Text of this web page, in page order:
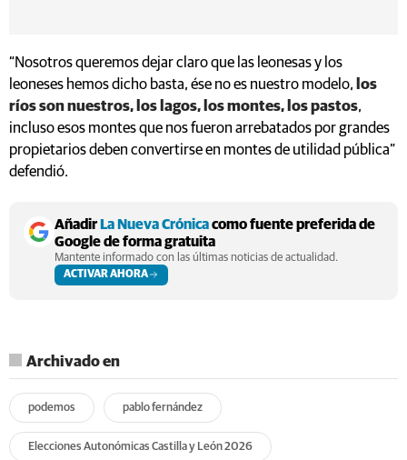
“Nosotros queremos dejar claro que las leonesas y los
leoneses hemos dicho basta, ése no es nuestro modelo, los
ríos son nuestros, los lagos, los montes, los pastos,
incluso esos montes que nos fueron arrebatados por grandes
propietarios deben convertirse en montes de utilidad pública”
defendió.
AñadirLa Nueva Crónicacomo fuente preferida de
Google de forma gratuita
Mantente informado con las últimas noticias de actualidad.
ACTIVAR AHORA
Archivado en
podemos pablo fernández
Elecciones Autonómicas Castilla y León 2026